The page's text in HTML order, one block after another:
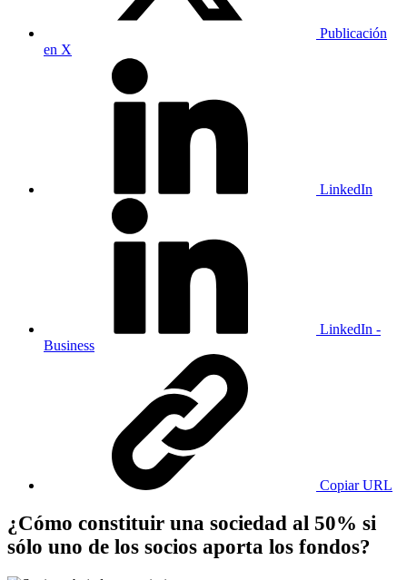
Publicación
en X
LinkedIn
LinkedIn -
Business
Copiar URL
¿Cómo constituir una sociedad al 50% si
sólo uno de los socios aporta los fondos?